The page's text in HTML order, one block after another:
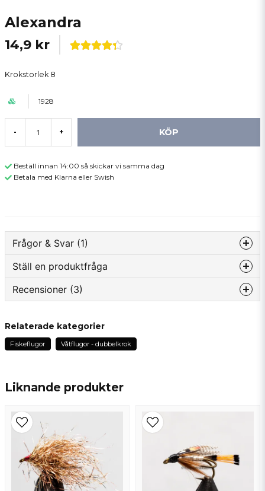
Alexandra
14,9 kr
Krokstorlek 8
1928
- + KÖP
Beställ innan 14:00 så skickar vi samma dag
Betala med Klarna eller Swish
Liknande produkter
Frågor & Svar (1)
Er dette dobbelkrok.?
Ja det är det
Ställ en produktfråga
question
Fråga oss något om denna produkten...
Ja, ni får publicera min fråga
Recensioner (3)
Tors
Veldog fornøyd med alle jeg lkjøpte👍
Gunnar
för 1 år sedan
Gunnar
för 1 år sedan
Relaterade kategorier
Fiskeflugor Våtflugor - dubbelkrok